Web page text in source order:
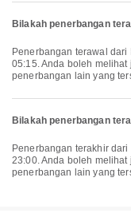
Bilakah penerbangan
Penerbangan terawal dari Halifax dengan Air Canada berlepas pada
05:15. Anda boleh
penerbangan lain yang
Bilakah penerbangan
Penerbangan terakhir dari Halifax dengan Flair Airlines berlepas pada
23:00. Anda boleh
penerbangan lain yang